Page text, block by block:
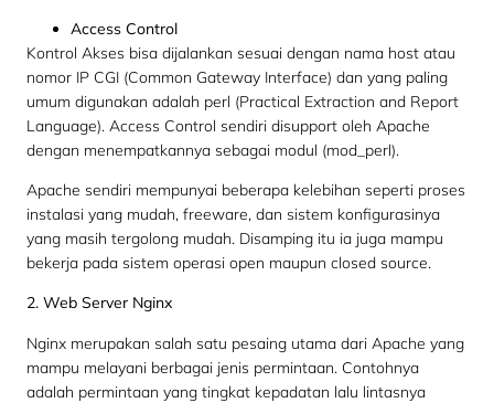
Access Control
Kontrol Akses bisa dijalankan sesuai dengan nama host atau
nomor IP CGI (Common Gateway Interface) dan yang paling
umum digunakan adalah perl (Practical Extraction and Report
Language). Access Control sendiri disupport oleh Apache
dengan menempatkannya sebagai modul (mod_perl).
Apache sendiri mempunyai beberapa kelebihan seperti proses
instalasi yang mudah, freeware, dan sistem konfigurasinya
yang masih tergolong mudah. Disamping itu ia juga mampu
bekerja pada sistem operasi open maupun closed source.
2. Web Server Nginx
Nginx merupakan salah satu pesaing utama dari Apache yang
mampu melayani berbagai jenis permintaan. Contohnya
adalah permintaan yang tingkat kepadatan lalu lintasnya